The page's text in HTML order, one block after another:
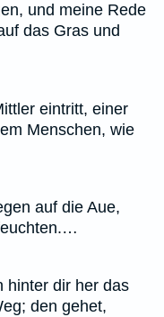
und meine Rede
das Gras und
eintritt, einer
Menschen, wie
auf die Aue,
hinter dir her das
den gehet,